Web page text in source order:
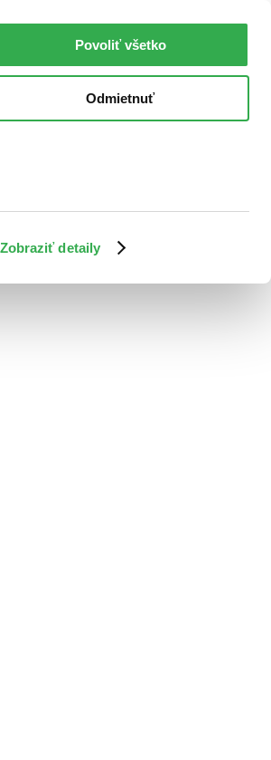
Zobraziť detaily
Povoliť všetko
Odmietnuť